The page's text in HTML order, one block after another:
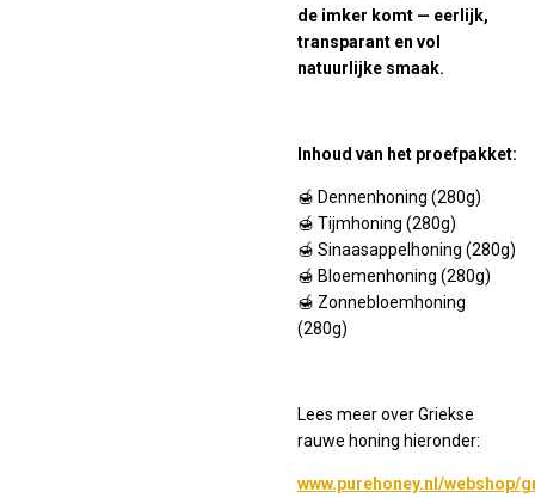
de imker komt — eerlijk,
transparant en vol
natuurlijke smaak.
Inhoud van het proefpakket:
🍯 Dennenhoning (280g)
🍯 Tijmhoning (280g)
🍯 Sinaasappelhoning (280g)
🍯 Bloemenhoning (280g)
🍯 Zonnebloemhoning
(280g)
Lees meer over Griekse
rauwe honing hieronder:
www.purehoney.nl/webshop/